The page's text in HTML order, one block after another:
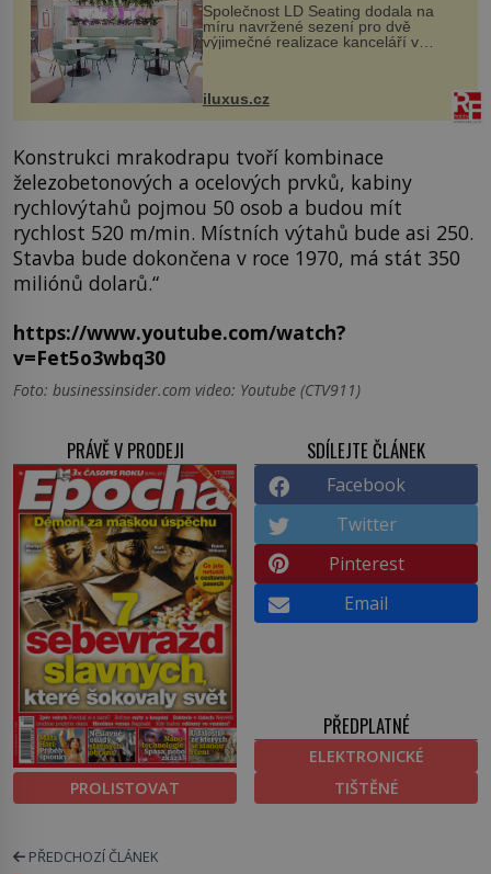
Společnost LD Seating dodala na
míru navržené sezení pro dvě
výjimečné realizace kanceláří v
areálu MediaCityUK v anglickém
budov Media...
iluxus.cz
Konstrukci mrakodrapu tvoří kombinace
železobetonových a ocelových prvků, kabiny
rychlovýtahů pojmou 50 osob a budou mít
rychlost 520 m/min. Místních výtahů bude asi 250.
Stavba bude dokončena v roce 1970, má stát 350
miliónů dolarů.“
https://www.youtube.com/watch?
v=Fet5o3wbq30
Foto: businessinsider.com video: Youtube (CTV911)
PRÁVĚ V PRODEJI
PROLISTOVAT
SDÍLEJTE ČLÁNEK
Facebook
Twitter
Pinterest
Email
PŘEDPLATNÉ
ELEKTRONICKÉ
TIŠTĚNÉ
PŘEDCHOZÍ ČLÁNEK